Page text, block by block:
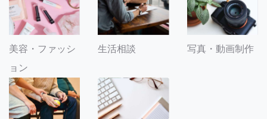
美容・ファッシ
ョン
生活相談 写真・動画制作